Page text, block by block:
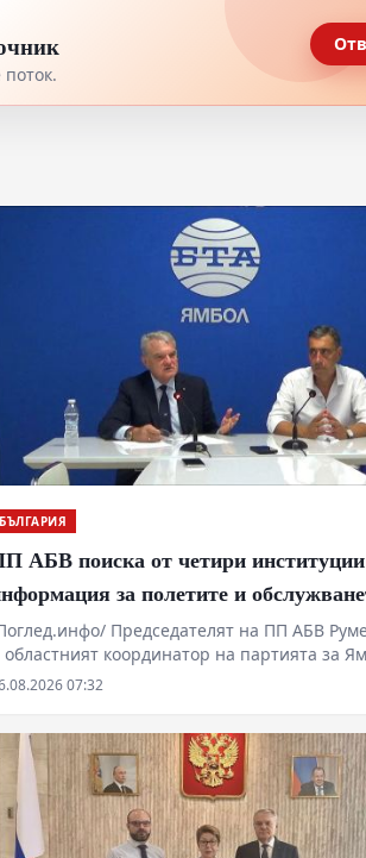
БЪЛГАРИЯ
АБВ поиска от четири институции
за полетите и
военни самолети у нас
Председателят на ПП АБВ
областният координатор на партията за
Златаров дадоха пресконференция в
07:32